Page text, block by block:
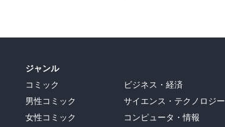
ジャンル
コミック
男性コミック
女性コミック
ビジネス・経済
サイエンス・テクノロジー
コンピュータ・情報